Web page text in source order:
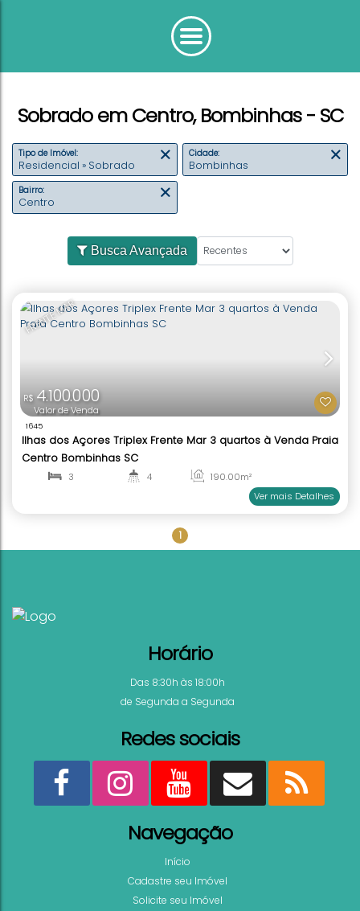
Sobrado em Centro, Bombinhas - SC
Tipo de Imóvel:
Residencial » Sobrado
Cidade:
Bairro:
Busca Avançada
FRENTE MAR
Valor de Venda
Ilhas dos Açores Triplex Frente Mar 3 quartos à
1
Horário
Das 8:30h às 18:00h
de Segunda a Segunda
Redes sociais
Navegação
Início
Cadastre seu Imóvel
Solicite seu Imóvel